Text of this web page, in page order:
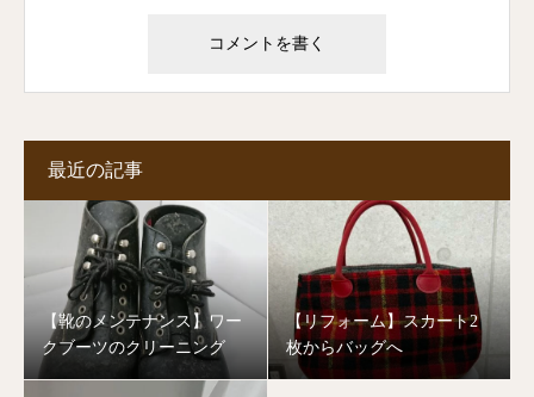
最近の記事
【靴のメンテナンス】ワー
クブーツのクリーニング
【リフォーム】スカート2
枚からバッグへ